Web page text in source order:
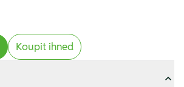
Koupit ihned